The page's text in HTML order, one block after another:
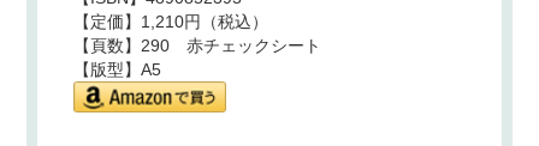
【定価】1,210円（税込）
【頁数】290 赤チェックシート
【版型】A5